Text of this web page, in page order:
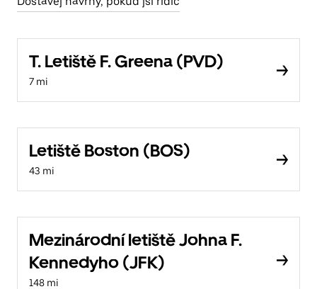
T. Letiště F. Greena (PVD)
7 mi
Letiště Boston (BOS)
43 mi
Mezinárodní letiště Johna F.
Kennedyho (JFK)
148 mi